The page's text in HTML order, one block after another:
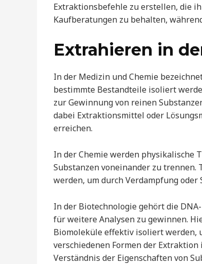
Extraktionsbefehle zu erstellen, die
Kaufberatungen zu behalten,
Extrahieren in
In der Medizin und Chemie
bestimmte Bestandteile isoliert
zur Gewinnung von reinen
dabei Extraktionsmittel oder
erreichen.
In der Chemie werden physikalische
Substanzen voneinander zu
werden, um durch Verdampfung
In der Biotechnologie gehört die
für weitere Analysen zu gewinnen.
Biomoleküle effektiv isoliert werden,
verschiedenen Formen der
Verständnis der Eigenschaften von